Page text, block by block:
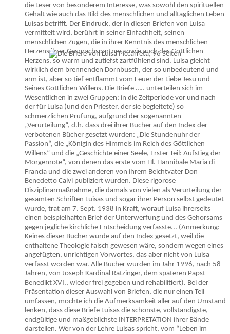
die Leser von besonderem Interesse, was sowohl den spirituellen
Gehalt wie auch das Bild des menschlichen und alltäglichen Leben
Luisas betrifft. Der Eindruck, der in diesen Briefen von Luisa
vermittelt wird, berührt in seiner Einfachheit, seinen
menschlichen Zügen, die in ihrer Kenntnis des menschlichen
Herzens ihrer Gesprächspartner sowie auch des Göttlichen
Herzens, so warm und zutiefst zartfühlend sind. Luisa gleicht
wirklich dem brennenden Dornbusch, der so unbedeutend und
arm ist, aber so tief entflammt vom Feuer der Liebe Jesu und
Seines Göttlichen Willens. Die Briefe ….. unterteilen sich im
Wesentlichen in zwei Gruppen: in die Zeitperiode vor und nach
der für Luisa (und den Priester, der sie begleitete) so
schmerzlichen Prüfung, aufgrund der sogenannten
„Verurteilung“, d.h. dass drei ihrer Bücher auf den Index der
verbotenen Bücher gesetzt wurden: „Die Stundenuhr der
Passion“, die „Königin des Himmels im Reich des Göttlichen
Willens“ und die „Geschichte einer Seele, Erster Teil: Aufstieg der
Morgenröte“, von denen das erste vom Hl. Hannibale Maria di
Francia und die zwei anderen von ihrem Beichtvater Don
Benedetto Calvi publiziert wurden. Diese rigorose
Disziplinarmaßnahme, die damals von vielen als Verurteilung der
gesamten Schriften Luisas und sogar ihrer Person selbst gedeutet
wurde, trat am 7. Sept. 1938 in Kraft, worauf Luisa ihrerseits
einen beispielhaften Brief der Unterwerfung und des Gehorsams
gegen jegliche kirchliche Entscheidung verfasste... (Anmerkung:
Keines dieser Bücher wurde auf den Index gesetzt, weil die
enthaltene Theologie falsch gewesen wäre, sondern wegen eines
angefügten, unrichtigen Vorwortes, das aber nicht von Luisa
verfasst worden war. Alle Bücher wurden im Jahr 1996, nach 58
Jahren, von Joseph Kardinal Ratzinger, dem späteren Papst
Benedikt XVI., wieder frei gegeben und rehabilitiert). Bei der
Präsentation dieser Auswahl von Briefen, die nur einen Teil
umfassen, möchte ich die Aufmerksamkeit aller auf den Umstand
lenken, dass diese Briefe Luisas die schönste, vollständigste,
endgültige und maßgeblichste INTERPRETATION ihrer Bände
darstellen. Wer von der Lehre Luisas spricht, vom “Leben im